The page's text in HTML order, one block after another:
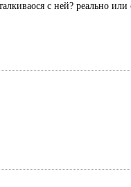
с ней? реально или